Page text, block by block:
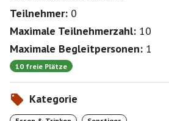
Teilnehmer: 0
Maximale Teilnehmerzahl: 10
Maximale Begleitpersonen: 1
10 freie Plätze
Kategorie